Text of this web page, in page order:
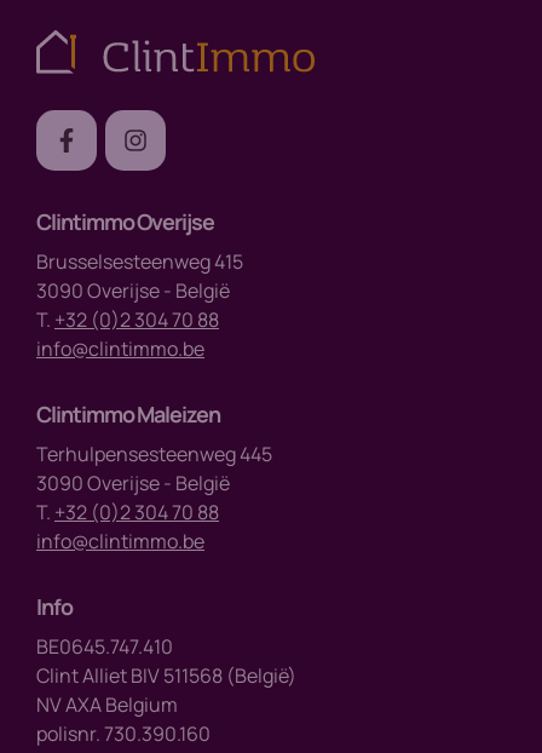
Clintimmo Overijse
Brusselsesteenweg 415
3090 Overijse - België
T. +32 (0)2 304 70 88
info@clintimmo.be
Info
BE0645.747.410
Clint Alliet BIV 511568 (België)
NV AXA Belgium
polisnr. 730.390.160
Clintimmo Maleizen
Terhulpensesteenweg 445
3090 Overijse - België
T. +32 (0)2 304 70 88
info@clintimmo.be